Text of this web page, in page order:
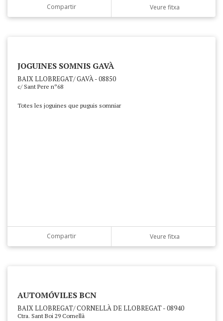
Compartir Veure fitxa
JOGUINES SOMNIS GAVÀ
BAIX LLOBREGAT/ GAVÀ - 08850
c/ Sant Pere nº68
Totes les joguines que puguis somniar
Compartir Veure fitxa
AUTOMÓVILES BCN
BAIX LLOBREGAT/ CORNELLÀ DE LLOBREGAT - 08940
Ctra. Sant Boi 29 Cornellà